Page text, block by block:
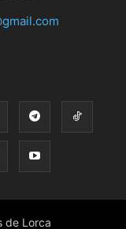
de Lorca